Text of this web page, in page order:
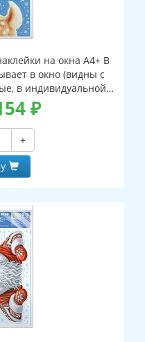
на окна А4+ В
в окно (видны с
в индивидуальной
клеевым клапаном)
₽
+